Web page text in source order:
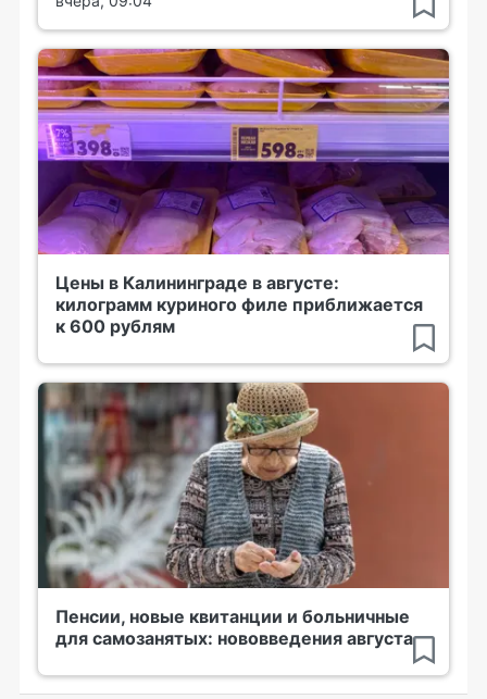
Цены в Калининграде в августе:
килограмм куриного филе приближается
к 600 рублям
Пенсии, новые квитанции и больничные
для самозанятых: нововведения августа